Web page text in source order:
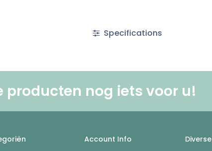
Specifications
nog iets voor u!
Account Info Diverse